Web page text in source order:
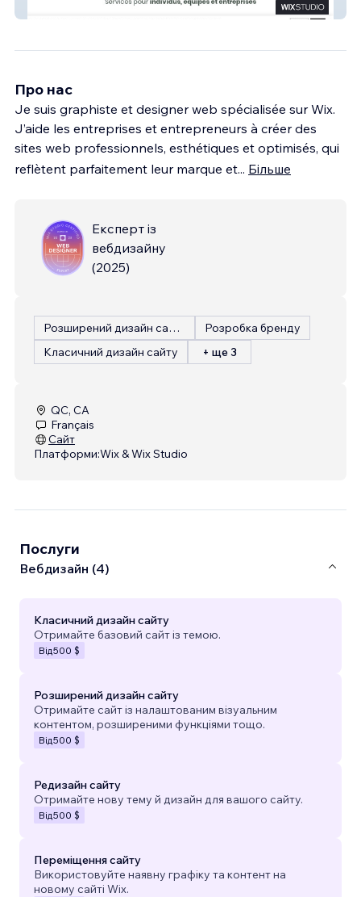
Mélimélo Gestion
Про нас
Je suis graphiste et designer web spécialisée sur Wix.
J’aide les entreprises et entrepreneurs à créer des
sites web professionnels, esthétiques et optimisés, qui
reflètent parfaitement leur marque et... Більше
Експерт із
вебдизайну
(2025)
Розширений дизайн сайту
Розробка бренду
Класичний дизайн сайту
+ ще 3
QC, CA
Français
Сайт
Платформи:Wix & Wix Studio
Послуги
Вебдизайн (4)
Класичний дизайн сайту
Отримайте базовий сайт із темою.
Від500 $
Розширений дизайн сайту
Отримайте сайт із налаштованим візуальним
контентом, розширеними функціями тощо.
Від500 $
Редизайн сайту
Отримайте нову тему й дизайн для вашого сайту.
Від500 $
Переміщення сайту
Використовуйте наявну графіку та контент на
новому сайті Wix.